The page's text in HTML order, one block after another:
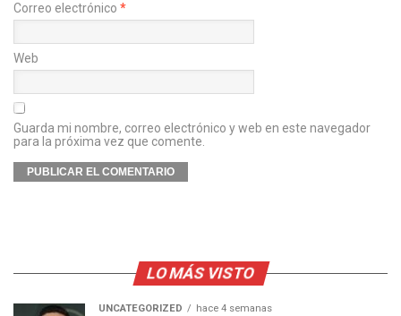
Correo electrónico *
Web
Guarda mi nombre, correo electrónico y web en este navegador
para la próxima vez que comente.
LO MÁS VISTO
UNCATEGORIZED hace 4 semanas